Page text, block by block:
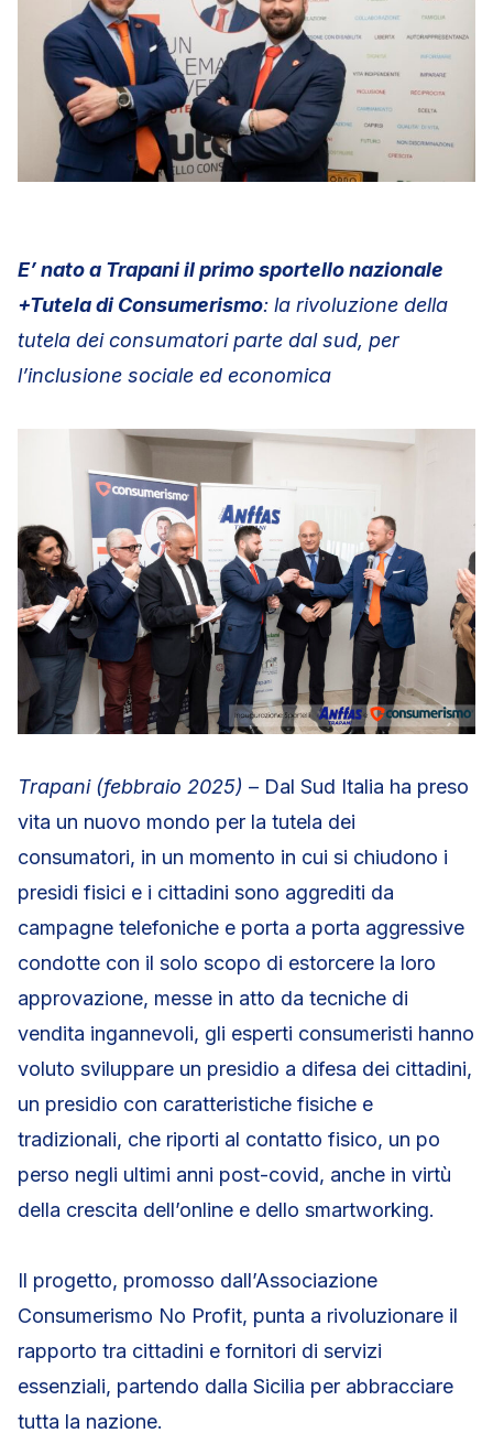
E’ nato a Trapani il primo sportello nazionale
+Tutela di Consumerismo: la rivoluzione della
tutela dei consumatori parte dal sud, per
l’inclusione sociale ed economica
Trapani (febbraio 2025) – Dal Sud Italia ha preso
vita un nuovo mondo per la tutela dei
consumatori, in un momento in cui si chiudono i
presidi fisici e i cittadini sono aggrediti da
campagne telefoniche e porta a porta aggressive
condotte con il solo scopo di estorcere la loro
approvazione, messe in atto da tecniche di
vendita ingannevoli, gli esperti consumeristi hanno
voluto sviluppare un presidio a difesa dei cittadini,
un presidio con caratteristiche fisiche e
tradizionali, che riporti al contatto fisico, un po
perso negli ultimi anni post-covid, anche in virtù
della crescita dell’online e dello smartworking.
Il progetto, promosso dall’Associazione
Consumerismo No Profit, punta a rivoluzionare il
rapporto tra cittadini e fornitori di servizi
essenziali, partendo dalla Sicilia per abbracciare
tutta la nazione.